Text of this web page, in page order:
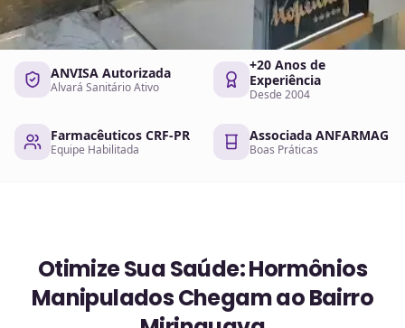
ANVISA Autorizada
Alvará Sanitário Ativo
+20 Anos de
Experiência
Desde 2004
Farmacêuticos CRF-PR
Equipe Habilitada
Associada ANFARMAG
Boas Práticas
Otimize Sua Saúde: Hormônios
Manipulados Chegam ao Bairro